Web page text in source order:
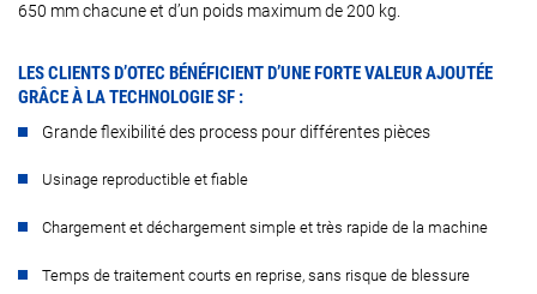
650 mm chacune et d’un poids maximum de 200 kg.
LES CLIENTS D’OTEC BÉNÉFICIENT D’UNE FORTE VALEUR AJOUTÉE
GRÂCE À LA TECHNOLOGIE SF :
Grande flexibilité des process pour différentes pièces
Usinage reproductible et fiable
Chargement et déchargement simple et très rapide de la machine
Temps de traitement courts en reprise, sans risque de blessure